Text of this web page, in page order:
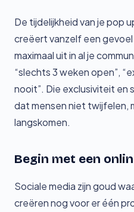
De tijdelijkheid van je pop
creëert vanzelf een
maximaal uit in al je
“slechts 3 weken open”,
nooit”. Die exclusiviteit en
dat mensen niet twijfelen,
langskomen.
Begin met een
Sociale media zijn goud
creëren nog voor er één